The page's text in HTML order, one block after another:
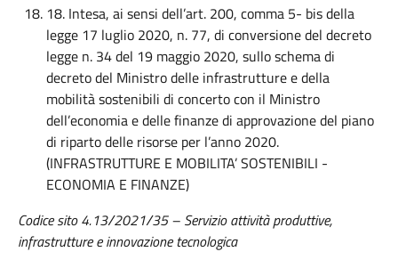
18. Intesa, ai sensi dell’art. 200, comma 5- bis della
legge 17 luglio 2020, n. 77, di conversione del decreto
legge n. 34 del 19 maggio 2020, sullo schema di
decreto del Ministro delle infrastrutture e della
mobilità sostenibili di concerto con il Ministro
dell’economia e delle finanze di approvazione del piano
di riparto delle risorse per l’anno 2020.
(INFRASTRUTTURE E MOBILITA’ SOSTENIBILI -
ECONOMIA E FINANZE)
Codice sito 4.13/2021/35 – Servizio attività produttive,
infrastrutture e innovazione tecnologica